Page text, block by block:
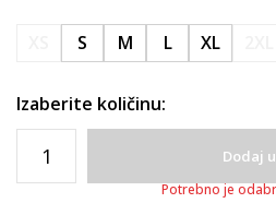
S M L XL
Izaberite količinu:
Dodaj
Potrebno je